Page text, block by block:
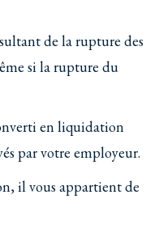
de la rupture des
si la rupture du
en liquidation
par votre employeur.
il vous appartient de